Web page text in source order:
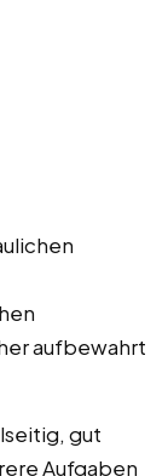
aufbewahrt
gut
Aufgaben